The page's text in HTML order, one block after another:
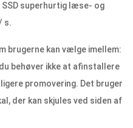
SSD superhurtig læse- og
s.
brugerne kan vælge imellem:
du behøver ikke at afinstallere
promovering. Det bruger
der kan skjules ved siden af